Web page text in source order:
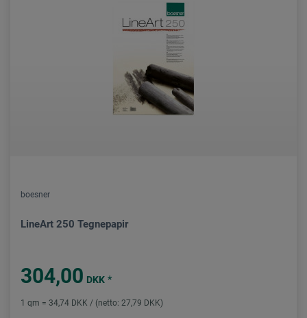
boesner
LineArt 250 Tegnepapir
304,00 DKK *
1 qm = 34,74 DKK / (netto: 27,79 DKK)